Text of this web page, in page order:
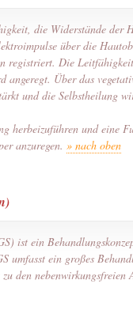
die Widerstände der
über die
registriert. Die
Über das
und die Selbstheilung
herbeizuführen und eine
anzuregen. » nach oben
ist ein
umfasst ein großes
den nebenwirkungsfreien